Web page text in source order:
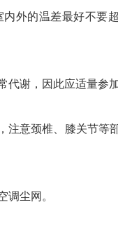
的温差最好不要
谢，因此应适量参加
意颈椎、膝关节等
尘网。